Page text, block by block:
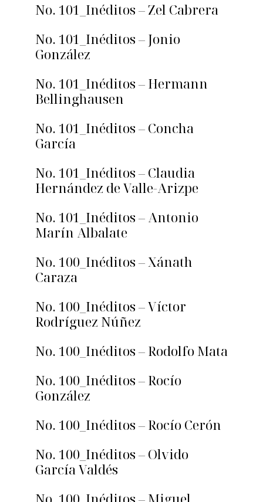
No. 101_Inéditos – Zel Cabrera
No. 101_Inéditos – Jonio
González
No. 101_Inéditos – Hermann
Bellinghausen
No. 101_Inéditos – Concha
García
No. 101_Inéditos – Claudia
Hernández de Valle-Arizpe
No. 101_Inéditos – Antonio
Marín Albalate
No. 100_Inéditos – Xánath
Caraza
No. 100_Inéditos – Víctor
Rodríguez Núñez
No. 100_Inéditos – Rodolfo Mata
No. 100_Inéditos – Rocío
González
No. 100_Inéditos – Rocío Cerón
No. 100_Inéditos – Olvido
García Valdés